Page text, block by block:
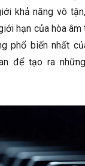
khả năng vô
hạn của hòa âm
phổ biến nhất
để tạo ra